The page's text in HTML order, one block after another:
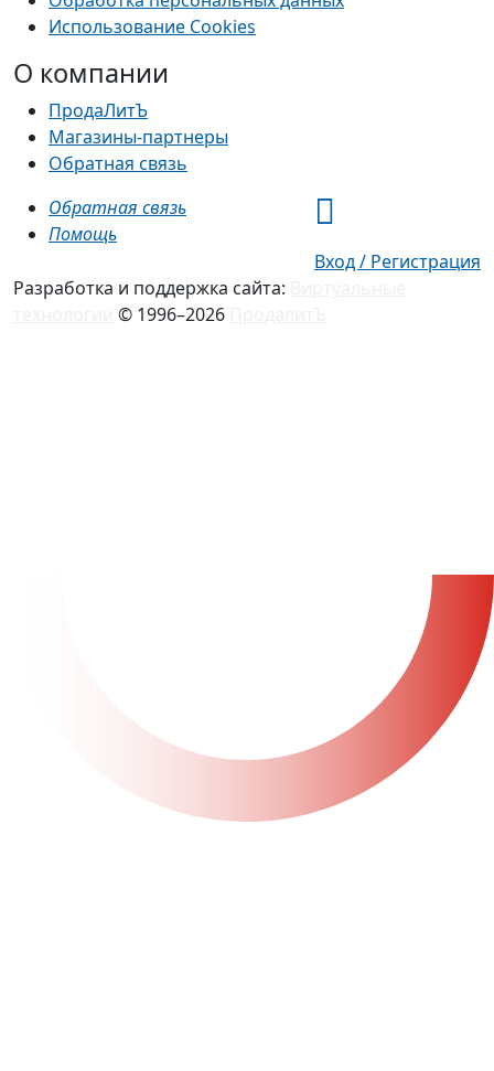
Использование Cookies
О компании
ПродаЛитЪ
Магазины-партнеры
Обратная связь
Обратная связь
Помощь
Вход / Регистрация
Разработка и поддержка сайта:
© 1996–2026